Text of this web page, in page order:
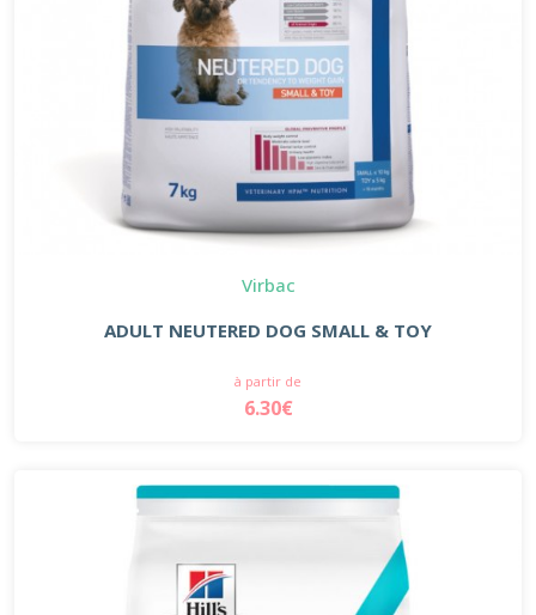
Virbac
ADULT NEUTERED DOG SMALL & TOY
à partir de
6.30€